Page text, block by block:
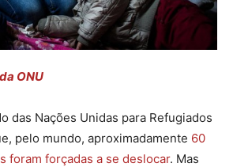
ONU
das Nações Unidas para Refugiados
pelo mundo, aproximadamente 60
foram forçadas a se deslocar. Mas